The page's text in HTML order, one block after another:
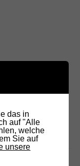
2026
das in
auf "Alle
welche
Sie auf
unsere